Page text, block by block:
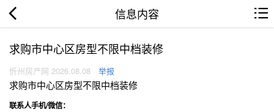
信息内容
求购市中心区房型不限中档装修
忻州房产网 2026.08.08 举报
求购市中心区房型不限中档装修
联系人手机/微信：